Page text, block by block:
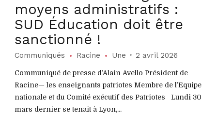
moyens administratifs :
SUD Éducation doit être
sanctionné !
Communiqués Racine Une 2 avril 2026
Communiqué de presse d’Alain Avello Président de
Racine— les enseignants patriotes Membre de l’Equipe
nationale et du Comité exécutif des Patriotes Lundi 30
mars dernier se tenait à Lyon,...